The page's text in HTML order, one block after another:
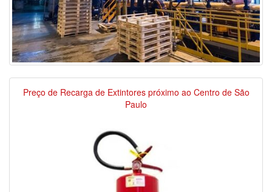
Preço de Recarga de Extintores próximo ao Centro de São
Paulo